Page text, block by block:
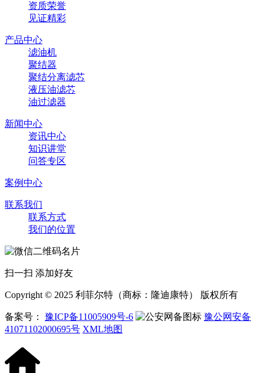
资质荣誉
见证精彩
产品中心
滤油机
聚结器
聚结分离滤芯
液压油滤芯
油过滤器
新闻中心
资讯中心
知识讲堂
问答专区
案例中心
联系我们
联系方式
我们的位置
扫一扫 添加好友
Copyright © 2025 利菲尔特（商标：隆迪康特） 版权所有
备案号： 豫ICP备11005909号-6
豫公网安备
41071102000695号 XML地图